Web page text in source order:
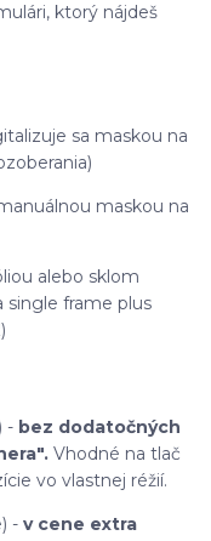
ktorý nájdeš
sa maskou na
maskou na
alebo sklom
single frame plus
- bez dodatočných
Vhodné na tlač
vo vlastnej réžií.
- v cene extra